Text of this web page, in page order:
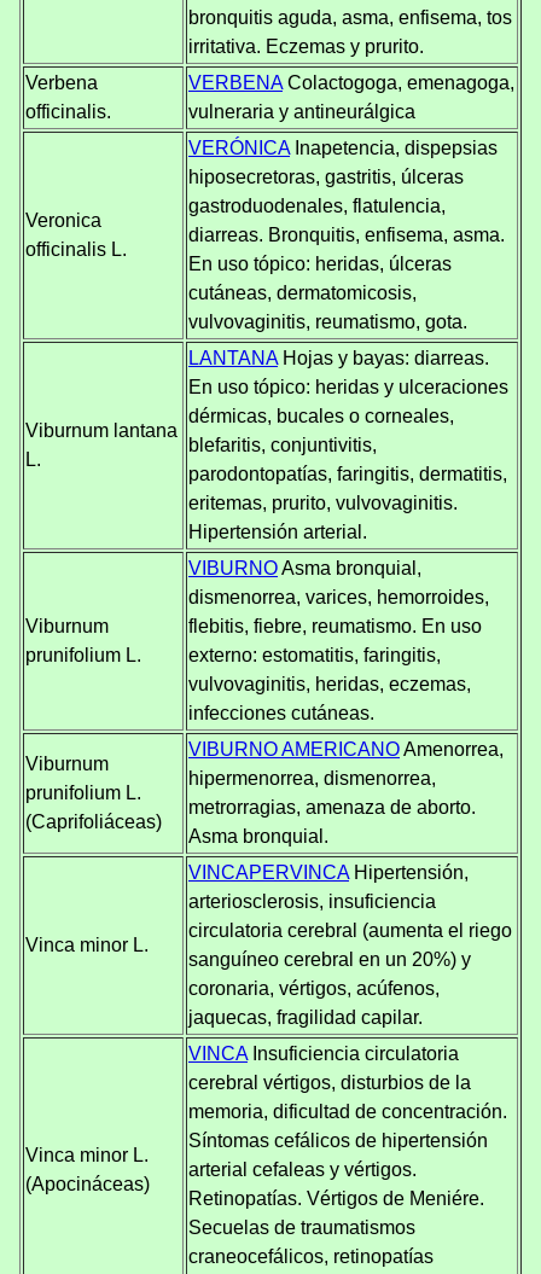
bronquitis aguda, asma, enfisema, tos
irritativa. Eczemas y prurito.
Verbena
officinalis.
VERBENAColactogoga, emenagoga,
vulneraria y antineurálgica
Veronica
officinalis L.
VERÓNICAInapetencia, dispepsias
hiposecretoras, gastritis, úlceras
gastroduodenales, flatulencia,
diarreas. Bronquitis, enfisema, asma.
En uso tópico: heridas, úlceras
cutáneas, dermatomicosis,
vulvovaginitis, reumatismo, gota.
Viburnum lantana
L.
LANTANAHojas y bayas: diarreas.
En uso tópico: heridas y ulceraciones
dérmicas, bucales o corneales,
blefaritis, conjuntivitis,
parodontopatías, faringitis, dermatitis,
eritemas, prurito, vulvovaginitis.
Hipertensión arterial.
Viburnum
prunifolium L.
VIBURNOAsma bronquial,
dismenorrea, varices, hemorroides,
flebitis, fiebre, reumatismo. En uso
externo: estomatitis, faringitis,
vulvovaginitis, heridas, eczemas,
infecciones cutáneas.
Viburnum
prunifolium L.
(Caprifoliáceas)
VIBURNO AMERICANOAmenorrea,
hipermenorrea, dismenorrea,
metrorragias, amenaza de aborto.
Asma bronquial.
Vinca minor L.
VINCAPERVINCAHipertensión,
arteriosclerosis, insuficiencia
circulatoria cerebral (aumenta el riego
sanguíneo cerebral en un 20%) y
coronaria, vértigos, acúfenos,
jaquecas, fragilidad capilar.
Vinca minor L.
(Apocináceas)
VINCAInsuficiencia circulatoria
cerebral vértigos, disturbios de la
memoria, dificultad de concentración.
Síntomas cefálicos de hipertensión
arterial cefaleas y vértigos.
Retinopatías. Vértigos de Meniére.
Secuelas de traumatismos
craneocefálicos, retinopatías